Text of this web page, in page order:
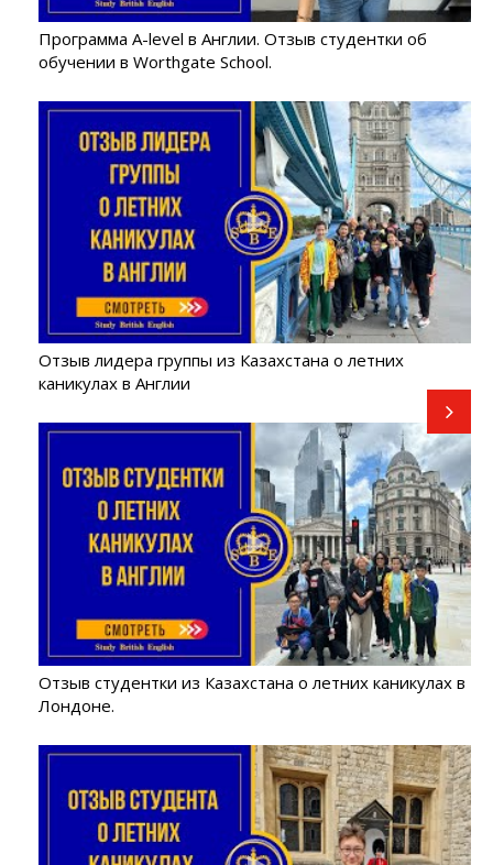
Программа A-level в Англии. Отзыв студентки об
обучении в Worthgate School.
Отзыв лидера группы из Казахстана о летних
каникулах в Англии
Отзыв студентки из Казахстана о летних каникулах в
Лондоне.